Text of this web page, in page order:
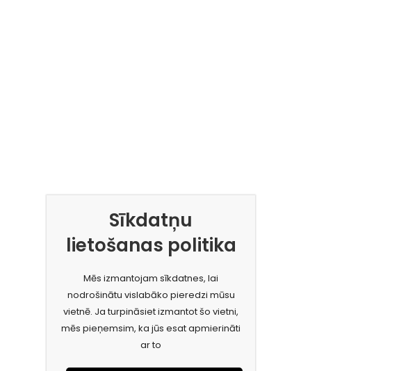
Sīkdatņu
lietošanas politika
Mēs izmantojam sīkdatnes, lai
nodrošinātu vislabāko pieredzi mūsu
vietnē. Ja turpināsiet izmantot šo vietni,
mēs pieņemsim, ka jūs esat apmierināti
ar to